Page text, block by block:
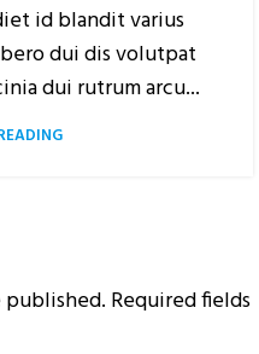
id blandit varius
dui dis volutpat
dui rutrum arcu...
Required fields